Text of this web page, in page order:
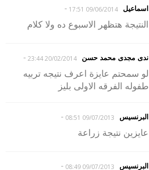
اسماعيل 09/06/2014 17:51
-
النتيجة هتظهر الاسبوع ده ولا كلام
ندى مجدى محمد حسن 20/02/2014 23:44
-
لو سمحتم عايزة اعرف نتيجه تربيه
طفوله الفرقه الاولى بليز
البرنسيس 09/07/2013 08:51
-
عايزين نتيجة زراعة
البرنسيس 09/07/2013 08:49
-